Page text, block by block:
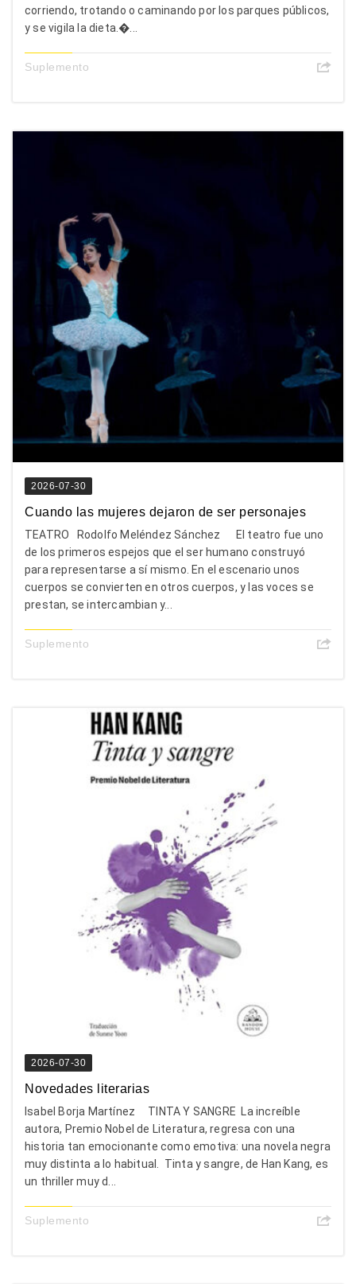
corriendo, trotando o caminando por los parques públicos,
y se vigila la dieta.�...
Suplemento
2026-07-30
Cuando las mujeres dejaron de ser personajes
TEATRO Rodolfo Meléndez Sánchez El teatro fue uno
de los primeros espejos que el ser humano construyó
para representarse a sí mismo. En el escenario unos
cuerpos se convierten en otros cuerpos, y las voces se
prestan, se intercambian y...
Suplemento
2026-07-30
Novedades literarias
Isabel Borja Martínez TINTA Y SANGRE La increíble
autora, Premio Nobel de Literatura, regresa con una
historia tan emocionante como emotiva: una novela negra
muy distinta a lo habitual. Tinta y sangre, de Han Kang, es
un thriller muy d...
Suplemento